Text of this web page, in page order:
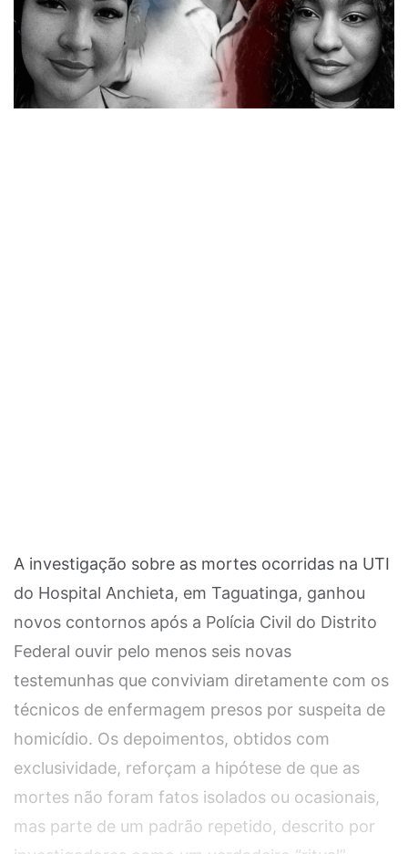
A investigação sobre as mortes ocorridas na UTI
do Hospital Anchieta, em Taguatinga, ganhou
novos contornos após a Polícia Civil do Distrito
Federal ouvir pelo menos seis novas
testemunhas que conviviam diretamente com os
técnicos de enfermagem presos por suspeita de
homicídio. Os depoimentos, obtidos com
exclusividade, reforçam a hipótese de que as
mortes não foram fatos isolados ou ocasionais,
mas parte de um padrão repetido, descrito por